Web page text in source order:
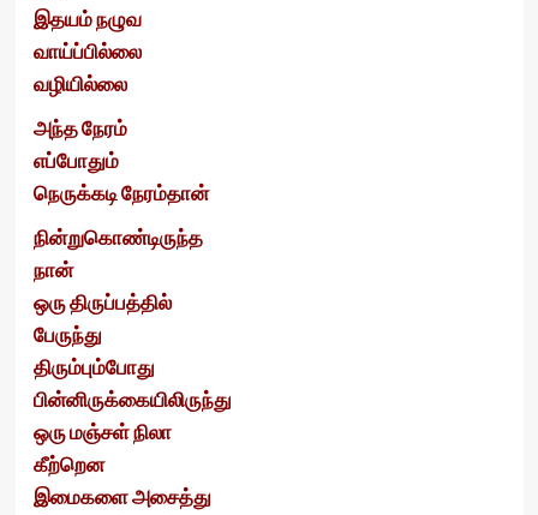
இதயம் நழுவ
வாய்ப்பில்லை
வழியில்லை
அந்த நேரம்
எப்போதும்
நெருக்கடி நேரம்தான்
நின்றுகொண்டிருந்த
நான்
ஒரு திருப்பத்தில்
பேருந்து
திரும்பும்போது
பின்னிருக்கையிலிருந்து
ஒரு மஞ்சள் நிலா
கீற்றென
இமைகளை அசைத்து